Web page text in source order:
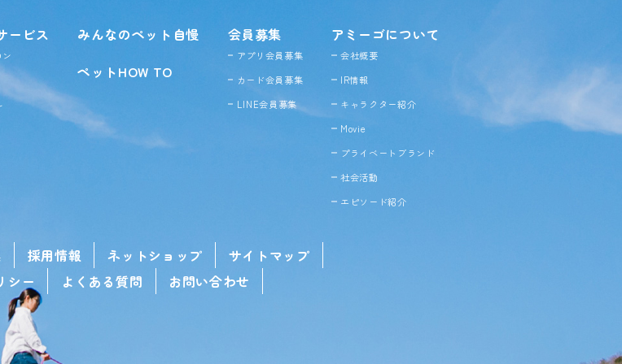
ービス
みんなのペット自慢
ペットHOW TO
会員募集
アプリ会員募集
カード会員募集
LINE会員募集
アミーゴについて
会社概要
IR情報
キャラクター紹介
Movie
プライベートブランド
社会活動
エピソード紹介
採用情報 ネットショップ
サイトマップ
シー
よくある質問 お問い合わせ